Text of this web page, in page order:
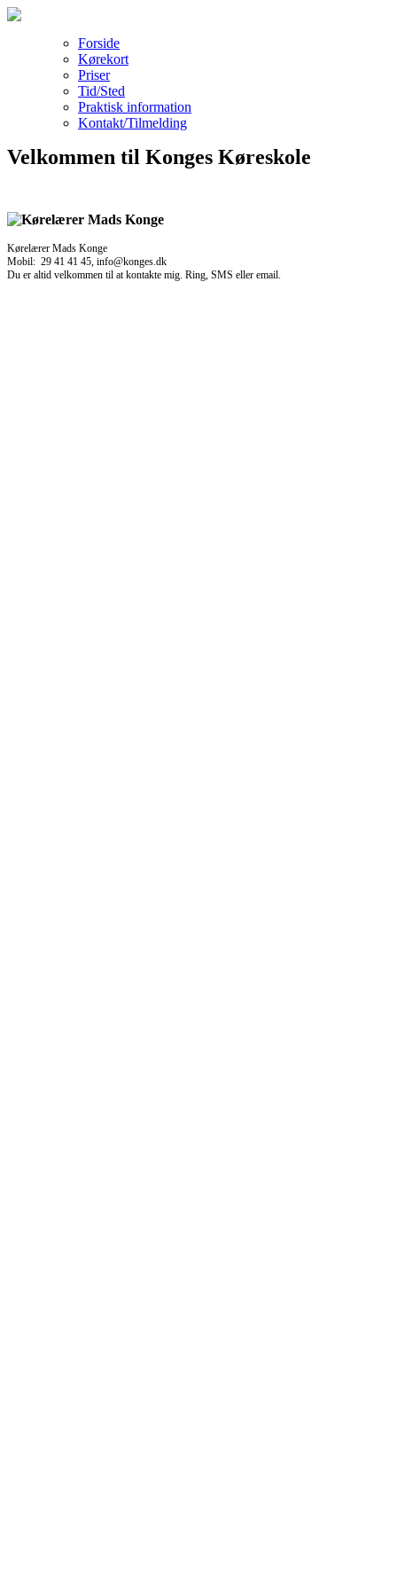
Forside
Kørekort
Priser
Tid/Sted
Praktisk information
Kontakt/Tilmelding
Velkommen til Konges Køreskole
Kørelærer Mads Konge
Mobil: 29 41 41 45, info@konges.dk
Du er altid velkommen til at kontakte mig. Ring, SMS eller email.